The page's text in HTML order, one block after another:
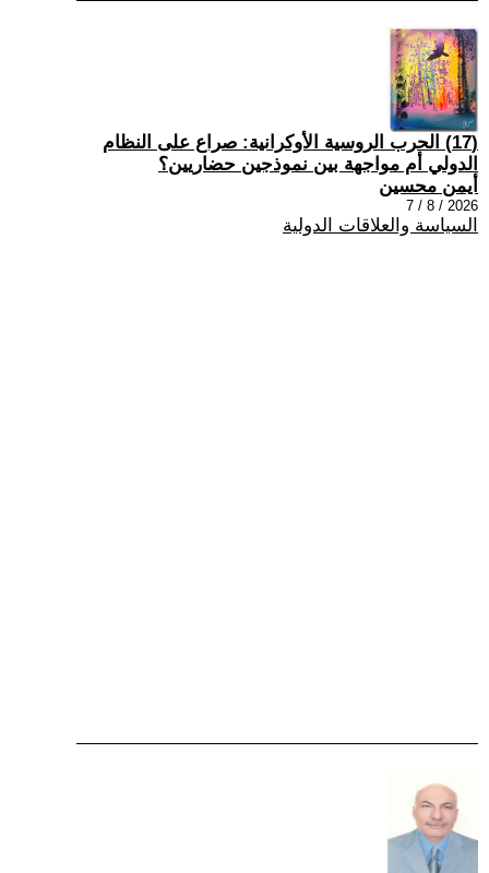
(17) الحرب الروسية الأوكرانية: صراع على النظام
الدولي أم مواجهة بين نموذجين حضاريين؟
أيمن محسين
2026 / 8 / 7
السياسة والعلاقات الدولية